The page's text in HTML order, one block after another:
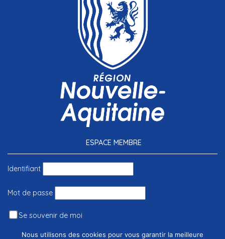
ESPACE MEMBRE
Identifiant
Mot de passe
Se souvenir de moi
Nous utilisons des cookies pour vous garantir la meilleure